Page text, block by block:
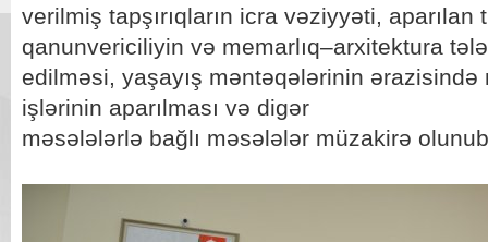
verilmiş tapşırıqların icra vəziyyəti,
qanunvericiliyin və memarlıq–arxitektura
edilməsi, yaşayış məntəqələrinin
işlərinin aparılması və digər
məsələlərlə bağlı məsələlər müzakirə